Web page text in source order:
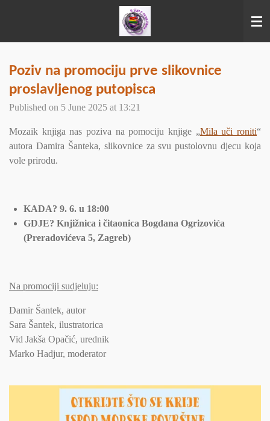
main
Poziv na promociju prve slikovnice
proslavljenog putopisca
Published on 5 June 2025 at 13:21
Mozaik knjiga nas poziva na pomociju knjige „Mila uči roniti“
autora Damira Šanteka, slikovnice za svu pustolovnu djecu koja
vole prirodu.
KADA? 9. 6. u 18:00
GDJE? Knjižnica i čitaonica Bogdana Ogrizovića
(Preradovićeva 5, Zagreb)
Na promociji sudjeluju:
Damir Šantek, autor
Sara Šantek, ilustratorica
Vid Jakša Opačić, urednik
Marko Hadjur, moderator